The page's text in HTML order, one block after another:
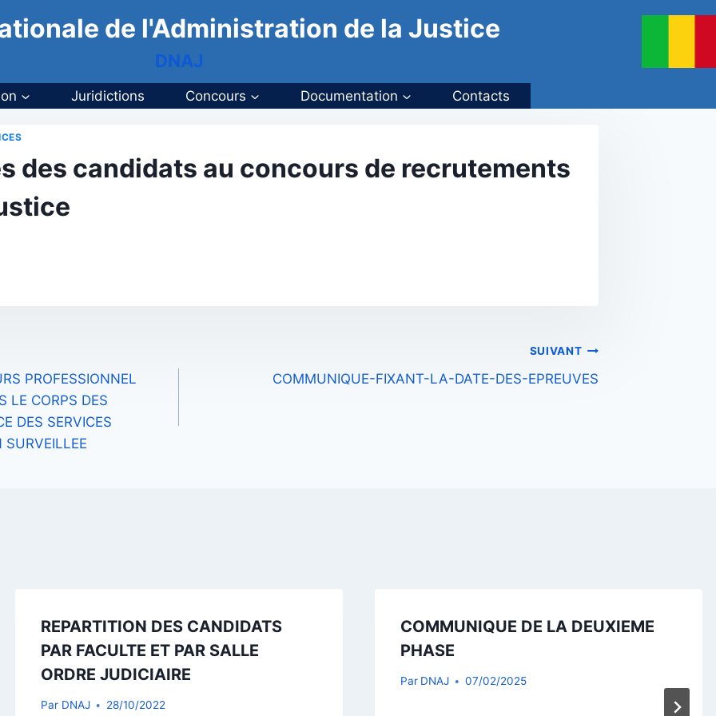
de l'Administration de la Justice
DNAJ
Juridictions Concours Documentation Contacts
des candidats au concours de recrutements
PROFESSIONNEL
LE CORPS DES
DES SERVICES
SURVEILLEE
SUIVANT
COMMUNIQUE-FIXANT-LA-DATE-DES-EPREUVES
REPARTITION DES CANDIDATS
PAR FACULTE ET PAR SALLE
ORDRE JUDICIAIRE
Par DNAJ 28/10/2022
COMMUNIQUE DE LA DEUXIEME
PHASE
Par DNAJ 07/02/2025